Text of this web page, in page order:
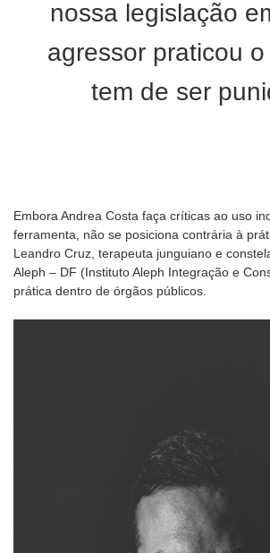
nossa legislação
agressor praticou
tem de ser
Embora Andrea Costa faça críticas ao uso
ferramenta, não se posiciona contrária à
Leandro Cruz, terapeuta junguiano e
Aleph – DF (Instituto Aleph Integração e
prática dentro de órgãos públicos.